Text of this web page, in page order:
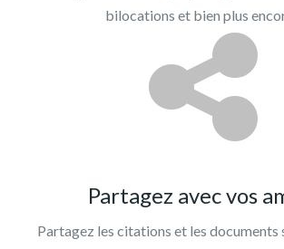
bilocations et bien plus
Partagez avec vos
Partagez les citations et les documents